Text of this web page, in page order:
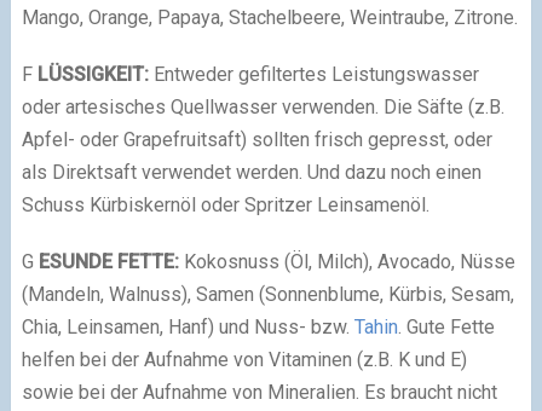
Mango, Orange, Papaya, Stachelbeere, Weintraube, Zitrone.
F LÜSSIGKEIT:Entweder gefiltertes Leistungswasser
oder artesisches Quellwasser verwenden. Die Säfte (z.B.
Apfel- oder Grapefruitsaft) sollten frisch gepresst, oder
als Direktsaft verwendet werden. Und dazu noch einen
Schuss Kürbiskernöl oder Spritzer Leinsamenöl.
G ESUNDE FETTE:Kokosnuss (Öl, Milch), Avocado, Nüsse
(Mandeln, Walnuss), Samen (Sonnenblume, Kürbis, Sesam,
Chia, Leinsamen, Hanf) und Nuss- bzw. Tahin. Gute Fette
helfen bei der Aufnahme von Vitaminen (z.B. K und E)
sowie bei der Aufnahme von Mineralien. Es braucht nicht